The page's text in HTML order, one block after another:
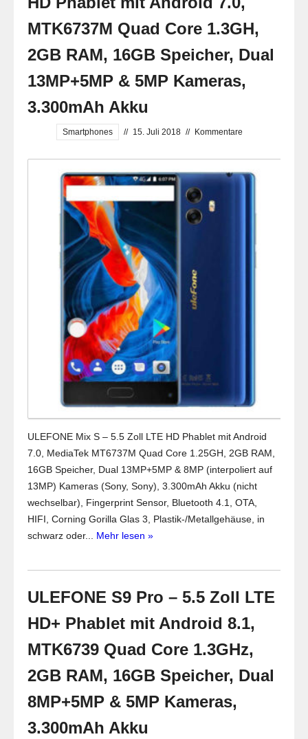
MTK6737M Quad Core 1.3GH,
2GB RAM, 16GB Speicher, Dual
13MP+5MP & 5MP Kameras,
3.300mAh Akku
Smartphones // 15. Juli 2018 // Kommentare
ULEFONE Mix S – 5.5 Zoll LTE HD Phablet mit Android
7.0, MediaTek MT6737M Quad Core 1.25GH, 2GB RAM,
16GB Speicher, Dual 13MP+5MP & 8MP (interpoliert auf
13MP) Kameras (Sony, Sony), 3.300mAh Akku (nicht
wechselbar), Fingerprint Sensor, Bluetooth 4.1, OTA,
HIFI, Corning Gorilla Glas 3, Plastik-/Metallgehäuse, in
schwarz oder... Mehr lesen »
ULEFONE S9 Pro – 5.5 Zoll LTE
HD+ Phablet mit Android 8.1,
MTK6739 Quad Core 1.3GHz,
2GB RAM, 16GB Speicher, Dual
8MP+5MP & 5MP Kameras,
3.300mAh Akku